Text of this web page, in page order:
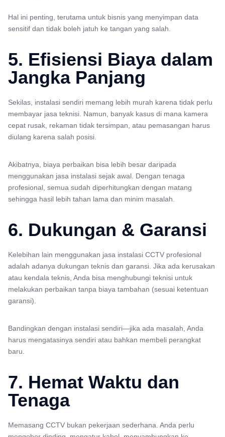
Hal ini penting, terutama untuk bisnis yang menyimpan data
sensitif dan tidak boleh jatuh ke tangan yang salah.
5. Efisiensi Biaya dalam
Jangka Panjang
Sekilas, instalasi sendiri memang lebih murah karena tidak perlu
membayar jasa teknisi. Namun, banyak kasus di mana kamera
cepat rusak, rekaman tidak tersimpan, atau pemasangan harus
diulang karena salah posisi.
Akibatnya, biaya perbaikan bisa lebih besar daripada
menggunakan jasa instalasi sejak awal. Dengan tenaga
profesional, semua sudah diperhitungkan dengan matang
sehingga hasil lebih tahan lama dan minim masalah.
6. Dukungan & Garansi
Kelebihan lain menggunakan jasa instalasi CCTV profesional
adalah adanya dukungan teknis dan garansi. Jika ada kerusakan
atau kendala teknis, Anda bisa menghubungi teknisi untuk
melakukan perbaikan tanpa biaya tambahan (sesuai ketentuan
garansi).
Bandingkan dengan instalasi sendiri—jika ada masalah, Anda
harus mengatasinya sendiri atau bahkan membeli perangkat
baru.
7. Hemat Waktu dan
Tenaga
Memasang CCTV bukan pekerjaan sederhana. Anda perlu